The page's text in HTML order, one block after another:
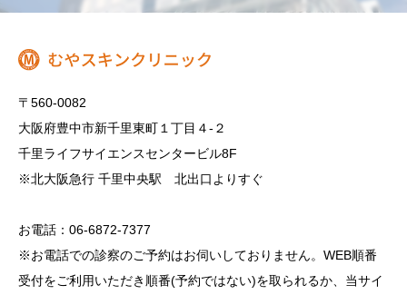
〒560-0082
大阪府豊中市新千里東町１丁目４‐２
千里ライフサイエンスセンタービル8F
※北大阪急行 千里中央駅 北出口よりすぐ
お電話：06-6872-7377
※お電話での診察のご予約はお伺いしておりません。WEB順番
受付をご利用いただき順番(予約ではない)を取られるか、当サイ